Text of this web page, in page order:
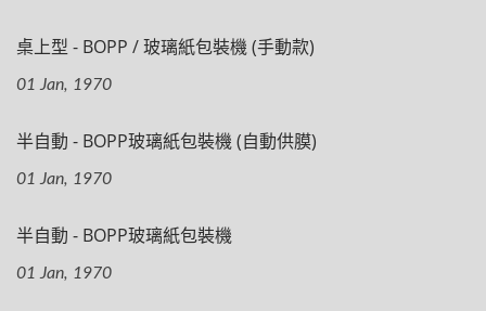
桌上型 - BOPP / 玻璃紙包裝機 (手動款)
01 Jan, 1970
半自動 - BOPP玻璃紙包裝機 (自動供膜)
01 Jan, 1970
半自動 - BOPP玻璃紙包裝機
01 Jan, 1970